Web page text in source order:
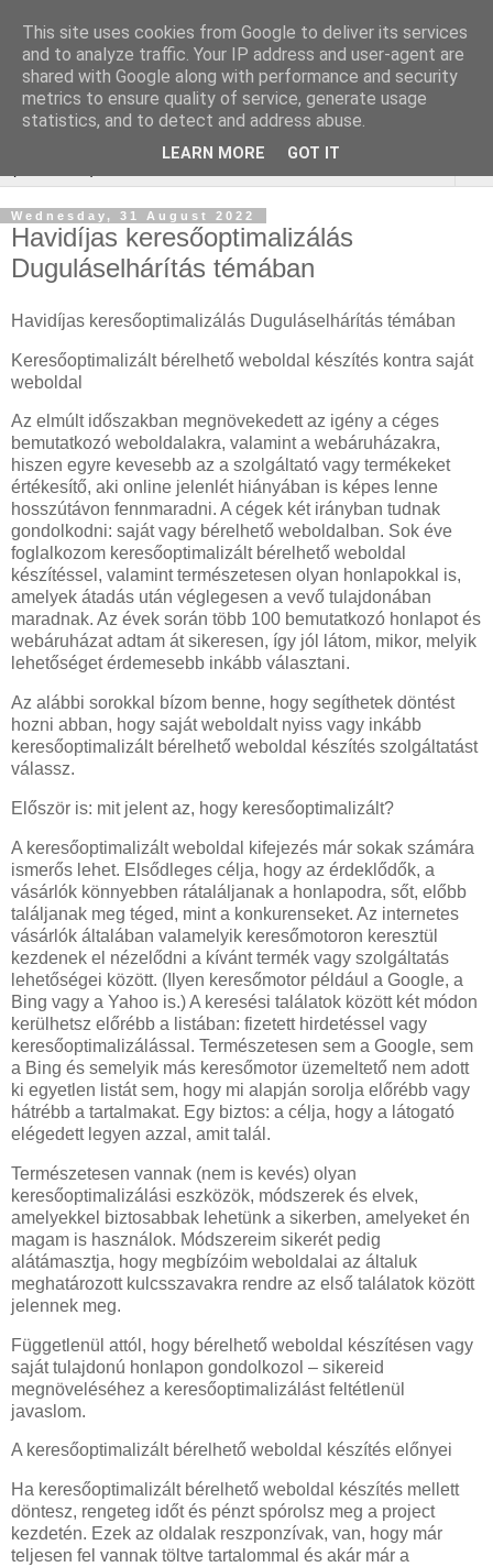
Online marketing - Teljes
körű marketing megoldások
Wednesday, 31 August 2022
Havidíjas keresőoptimalizálás
Duguláselhárítás témában
Havidíjas keresőoptimalizálás Duguláselhárítás témában
Keresőoptimalizált bérelhető weboldal készítés kontra saját
weboldal
Az elmúlt időszakban megnövekedett az igény a céges
bemutatkozó weboldalakra, valamint a webáruházakra,
hiszen egyre kevesebb az a szolgáltató vagy termékeket
értékesítő, aki online jelenlét hiányában is képes lenne
hosszútávon fennmaradni. A cégek két irányban tudnak
gondolkodni: saját vagy bérelhető weboldalban. Sok éve
foglalkozom keresőoptimalizált bérelhető weboldal
készítéssel, valamint természetesen olyan honlapokkal is,
amelyek átadás után véglegesen a vevő tulajdonában
maradnak. Az évek során több 100 bemutatkozó honlapot és
webáruházat adtam át sikeresen, így jól látom, mikor, melyik
lehetőséget érdemesebb inkább választani.
Az alábbi sorokkal bízom benne, hogy segíthetek döntést
hozni abban, hogy saját weboldalt nyiss vagy inkább
keresőoptimalizált bérelhető weboldal készítés szolgáltatást
válassz.
Először is: mit jelent az, hogy keresőoptimalizált?
A keresőoptimalizált weboldal kifejezés már sokak számára
ismerős lehet. Elsődleges célja, hogy az érdeklődők, a
vásárlók könnyebben rátaláljanak a honlapodra, sőt, előbb
találjanak meg téged, mint a konkurenseket. Az internetes
vásárlók általában valamelyik keresőmotoron keresztül
kezdenek el nézelődni a kívánt termék vagy szolgáltatás
lehetőségei között. (Ilyen keresőmotor például a Google, a
Bing vagy a Yahoo is.) A keresési találatok között két módon
kerülhetsz előrébb a listában: fizetett hirdetéssel vagy
keresőoptimalizálással. Természetesen sem a Google, sem
a Bing és semelyik más keresőmotor üzemeltető nem adott
ki egyetlen listát sem, hogy mi alapján sorolja előrébb vagy
hátrébb a tartalmakat. Egy biztos: a célja, hogy a látogató
elégedett legyen azzal, amit talál.
Természetesen vannak (nem is kevés) olyan
keresőoptimalizálási eszközök, módszerek és elvek,
amelyekkel biztosabbak lehetünk a sikerben, amelyeket én
magam is használok. Módszereim sikerét pedig
alátámasztja, hogy megbízóim weboldalai az általuk
meghatározott kulcsszavakra rendre az első találatok között
jelennek meg.
Függetlenül attól, hogy bérelhető weboldal készítésen vagy
saját tulajdonú honlapon gondolkozol – sikereid
megnöveléséhez a keresőoptimalizálást feltétlenül
javaslom.
A keresőoptimalizált bérelhető weboldal készítés előnyei
Ha keresőoptimalizált bérelhető weboldal készítés mellett
döntesz, rengeteg időt és pénzt spórolsz meg a project
kezdetén. Ezek az oldalak reszponzívak, van, hogy már
teljesen fel vannak töltve tartalommal és akár már a
This site uses cookies from Google to deliver its services
and to analyze traffic. Your IP address and user-agent are
shared with Google along with performance and security
metrics to ensure quality of service, generate usage
statistics, and to detect and address abuse.
LEARN MORE GOT IT